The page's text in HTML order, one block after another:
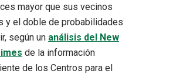
mayor que sus vecinos
y el doble de probabilidades
según un análisis del New
de la información
de los Centros para el